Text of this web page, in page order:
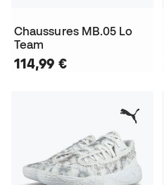
Chaussures MB.05 Lo
Team
114,99 €